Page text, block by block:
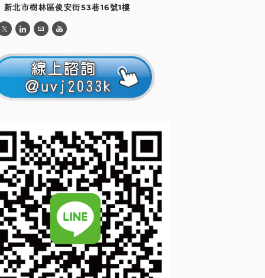
新北市樹林區俊安街53巷16號1樓